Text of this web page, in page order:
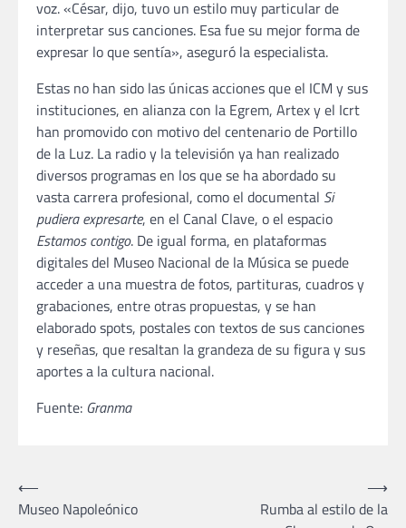
voz. «César, dijo, tuvo un estilo muy particular de
interpretar sus canciones. Esa fue su mejor forma de
expresar lo que sentía», aseguró la especialista.
Estas no han sido las únicas acciones que el ICM y sus
instituciones, en alianza con la Egrem, Artex y el Icrt
han promovido con motivo del centenario de Portillo
de la Luz. La radio y la televisión ya han realizado
diversos programas en los que se ha abordado su
vasta carrera profesional, como el documental Si
pudiera expresarte, en el Canal Clave, o el espacio
Estamos contigo. De igual forma, en plataformas
digitales del Museo Nacional de la Música se puede
acceder a una muestra de fotos, partituras, cuadros y
grabaciones, entre otras propuestas, y se han
elaborado spots, postales con textos de sus canciones
y reseñas, que resaltan la grandeza de su figura y sus
aportes a la cultura nacional.
Fuente: Granma
Navegación
de
⟵
Museo Napoleónico
Rumba al estilo de la
⟶